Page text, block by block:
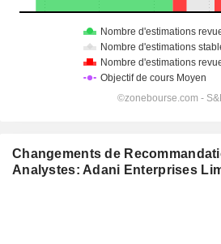
Changements de
Analystes: Adani Enterprises